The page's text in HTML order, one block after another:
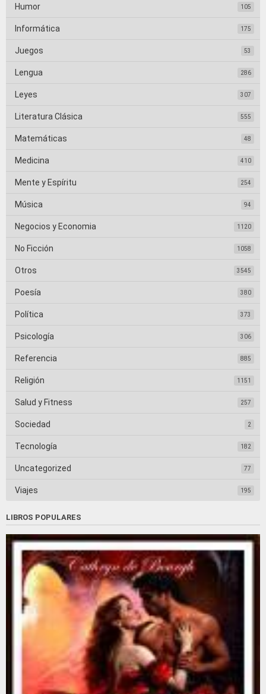
Humor 105
Informática 175
Juegos 53
Lengua 286
Leyes 307
Literatura Clásica 555
Matemáticas 48
Medicina 410
Mente y Espíritu 254
Música 94
Negocios y Economia 1120
No Ficción 1058
Otros 3545
Poesía 380
Política 373
Psicología 306
Referencia 885
Religión 1151
Salud y Fitness 257
Sociedad 2
Tecnología 182
Uncategorized 77
Viajes 195
LIBROS POPULARES